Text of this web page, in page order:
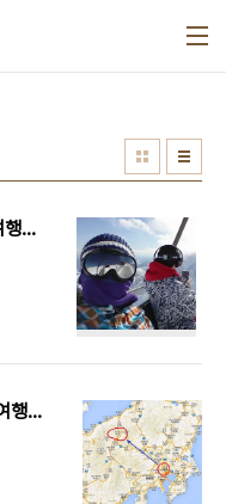
도쿄 출발 HAKUBA HAPPO-ONE 여행기 (2)
도쿄 출발 HAKUBA HAPPO-ONE 여행기 (1)